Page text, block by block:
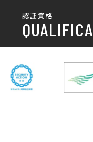
パンフレッ
パッケー
各種デザ
動画/写真
封筒
看板・サイン
アパレル
SDGsへの取り組
DXへの取り組み
DX研修
CSR活動
務所
中部電力パワーグ
ド株式会社 岐阜支社
岐阜県自動車車体整
協同組合
株式会社 TENPOUP
認証資格